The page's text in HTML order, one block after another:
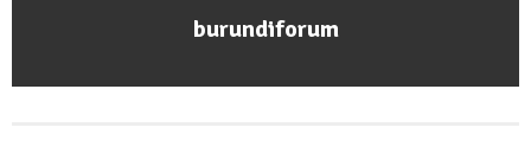
burundiforum